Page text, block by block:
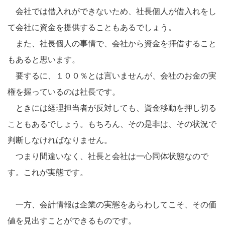
会社では借入れができないため、社長個人が借入れをし
て会社に資金を提供することもあるでしょう。
また、社長個人の事情で、会社から資金を拝借すること
もあると思います。
要するに、１００％とは言いませんが、会社のお金の実
権を握っているのは社長です。
ときには経理担当者が反対しても、資金移動を押し切る
こともあるでしょう。もちろん、その是非は、その状況で
判断しなければなりません。
つまり間違いなく、社長と会社は一心同体状態なので
す。これが実態です。
一方、会計情報は企業の実態をあらわしてこそ、その価
値を見出すことができるものです。